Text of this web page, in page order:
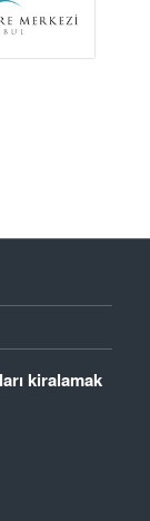
kiralamak